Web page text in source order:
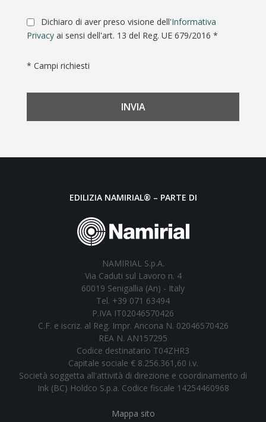
Dichiaro di aver preso visione dell'Informativa
Privacy ai sensi dell'art. 13 del Reg. UE 679/2016 *
* Campi richiesti
EDILIZIA NAMIRIAL® – PARTE DI
NAMIRIAL S.p.A.
Via Caduti sul Lavoro n. 4
60019 Senigallia (An) - Italy
Tel. +39 071 63494
P.IVA IT02046570426
C.F. e iscriz. al Reg. Impr. Ancona N. 02046570426
REA N. AN157295
Codice destinatario T04ZHR3
Capitale sociale € 8.256.361,60 i.v.
Società soggetta all'attività di direzione e coordinamento di
Ink (BC) Holdco S.p.a. Codice fiscale 14254460968
Mappa sito